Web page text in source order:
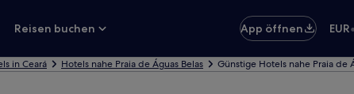
Reisen buchen
App öffnen EUR•
in Ceará Hotels nahe Praia de Águas Belas Günstige Hotels nahe Praia de